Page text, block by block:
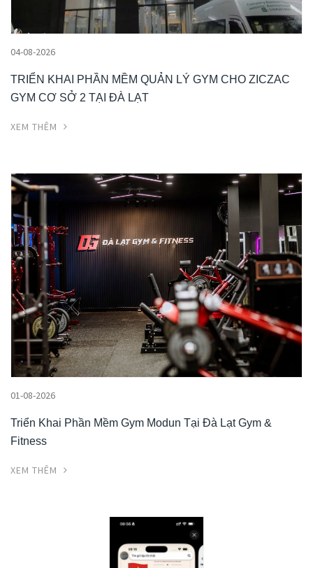
04-08-2026
TRIỂN KHAI PHẦN MỀM QUẢN LÝ GYM CHO ZICZAC
GYM CƠ SỞ 2 TẠI ĐÀ LẠT
XEM THÊM
01-08-2026
Triển Khai Phần Mềm Gym Modun Tại Đà Lạt Gym &
Fitness
XEM THÊM